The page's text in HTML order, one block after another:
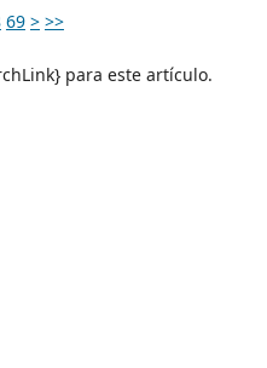
69 > >>
para este artículo.